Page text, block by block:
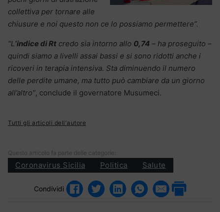
collettiva per tornare alle
chiusure e noi questo non ce lo possiamo permettere”.
“L ‘indice di Rt credo sia intorno allo 0,74 – ha proseguito –
quindi siamo a livelli assai bassi e si sono ridotti anche i
ricoveri in terapia intensiva. Sta diminuendo il numero
delle perdite umane, ma tutto può cambiare da un giorno
all’altro”, conclude il governatore Musumeci.
Tutti gli articoli dell'autore
Questo articolo fa parte delle categorie:
Coronavirus Sicilia Politica Salute
Condividi